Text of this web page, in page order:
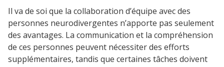
Il va de soi que la collaboration d’équipe avec des
personnes neurodivergentes n’apporte pas seulement
des avantages. La communication et la compréhension
de ces personnes peuvent nécessiter des efforts
supplémentaires, tandis que certaines tâches doivent